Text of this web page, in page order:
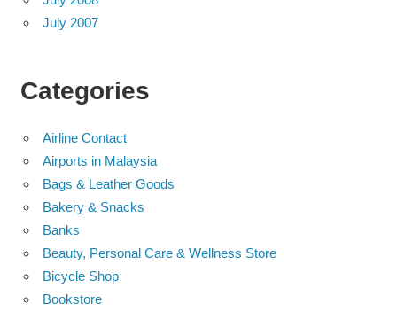
July 2007
Categories
Airline Contact
Airports in Malaysia
Bags & Leather Goods
Bakery & Snacks
Banks
Beauty, Personal Care & Wellness Store
Bicycle Shop
Bookstore